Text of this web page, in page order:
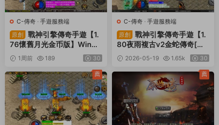
C-傳奇 · 手遊服務端
原創
戰神引擎傳奇手遊【1.
76懷舊月光金币版】Win一
鍵服務端+安卓蘋果雙端+G
M授權物品後台+視頻架設教
程
1周前 189 30
C-傳奇 · 手遊服務端
原創
戰神引擎傳奇手遊【1.
80夜雨複古v2金蛇傳奇[白
豬7免受權版]】Win一鍵服
務端+安卓蘋果雙端+GM授
權物品後台+視頻架設教程
2026-05-19 1.65k 30
薦 薦